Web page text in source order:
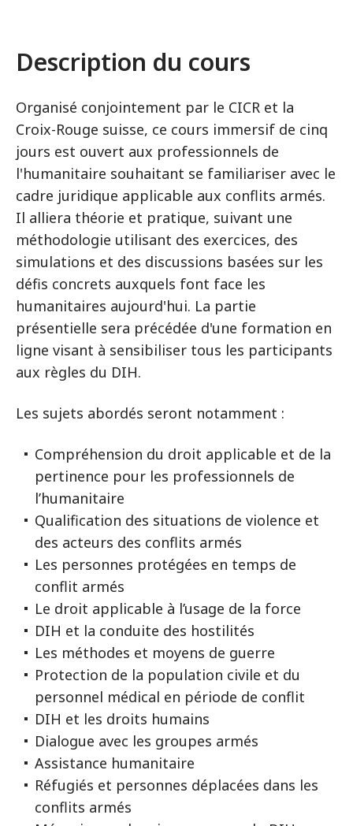
Description du cours
Organisé conjointement par le CICR et la
Croix-Rouge suisse, ce cours immersif de cinq
jours est ouvert aux professionnels de
l'humanitaire souhaitant se familiariser avec le
cadre juridique applicable aux conflits armés.
Il alliera théorie et pratique, suivant une
méthodologie utilisant des exercices, des
simulations et des discussions basées sur les
défis concrets auxquels font face les
humanitaires aujourd'hui. La partie
présentielle sera précédée d'une formation en
ligne visant à sensibiliser tous les participants
aux règles du DIH.
Les sujets abordés seront notamment :
Compréhension du droit applicable et de la
pertinence pour les professionnels de
l’humanitaire
Qualification des situations de violence et
des acteurs des conflits armés
Les personnes protégées en temps de
conflit armés
Le droit applicable à l’usage de la force
DIH et la conduite des hostilités
Les méthodes et moyens de guerre
Protection de la population civile et du
personnel médical en période de conflit
DIH et les droits humains
Dialogue avec les groupes armés
Assistance humanitaire
Réfugiés et personnes déplacées dans les
conflits armés